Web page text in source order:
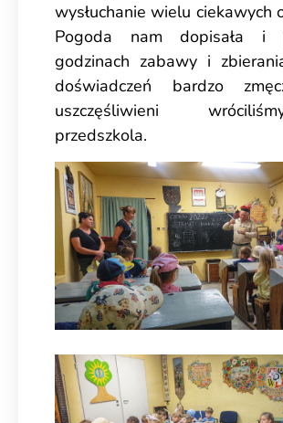
wysłuchanie wielu ciekawych
Pogoda nam dopisała i
godzinach zabawy i
doświadczeń bardzo
uszczęśliwieni
przedszkola.